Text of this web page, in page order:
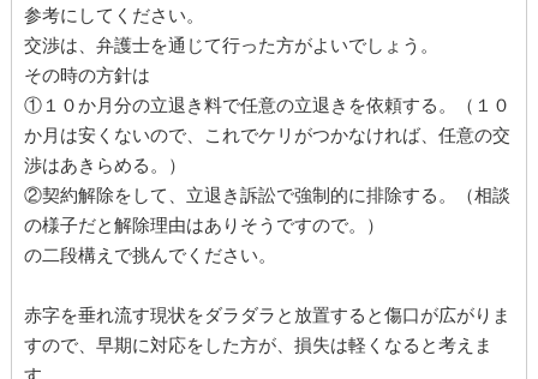
参考にしてください。
交渉は、弁護士を通じて行った方がよいでしょう。
その時の方針は
①１０か月分の立退き料で任意の立退きを依頼する。（１０
か月は安くないので、これでケリがつかなければ、任意の交
渉はあきらめる。）
②契約解除をして、立退き訴訟で強制的に排除する。（相談
の様子だと解除理由はありそうですので。）
の二段構えで挑んでください。
赤字を垂れ流す現状をダラダラと放置すると傷口が広がりま
すので、早期に対応をした方が、損失は軽くなると考えま
す。